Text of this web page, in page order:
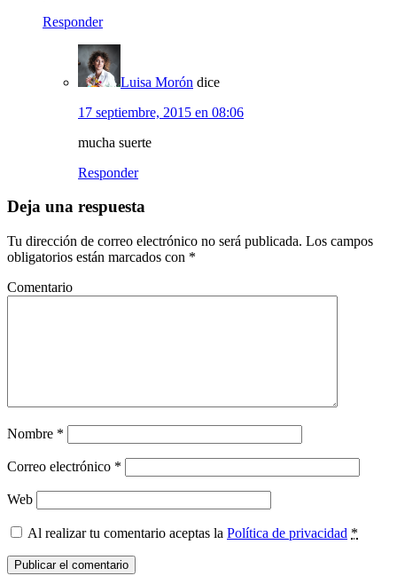
Responder
Luisa Morón dice
17 septiembre, 2015 en 08:06
mucha suerte
Responder
Deja una respuesta
Tu dirección de correo electrónico no será publicada. Los campos
obligatorios están marcados con *
Comentario
Nombre *
Correo electrónico *
Web
Al realizar tu comentario aceptas la Política de privacidad *